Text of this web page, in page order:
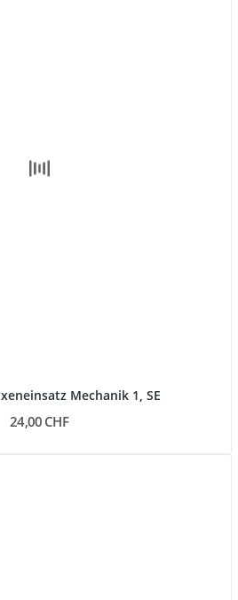
Mechanik 1, SE
24,00 CHF